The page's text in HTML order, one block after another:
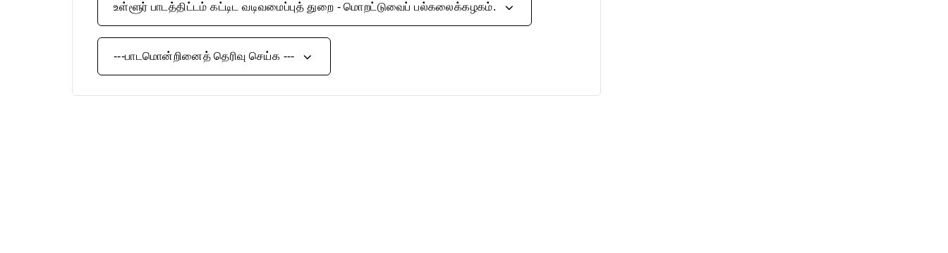
உள்ளூர் பாடத்திட்டம் கட்டிட வடிவமைப்புத் துறை - மொறட்டுவைப் பல்கலைக்கழகம்.
---பாடமொன்றினைத் தெரிவு செய்க ---